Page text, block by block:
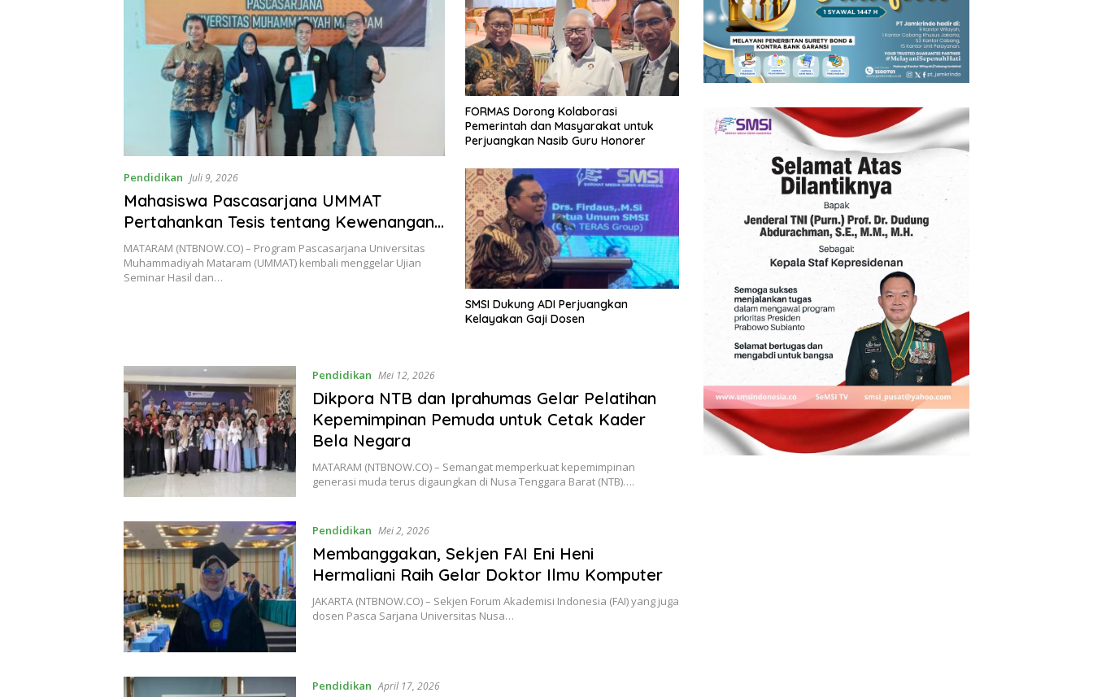
Pendidikan Juli 9, 2026
Mahasiswa Pascasarjana UMMAT
Pertahankan Tesis tentang Kewenangan
Kanwil BPN dalam Pembatalan
Sertipikat Hak Atas Tanah
MATARAM (NTBNOW.CO) – Program Pascasarjana Universitas
Muhammadiyah Mataram (UMMAT) kembali menggelar Ujian
Seminar Hasil dan…
FORMAS Dorong Kolaborasi
Pemerintah dan Masyarakat untuk
Perjuangkan Nasib Guru Honorer
SMSI Dukung ADI Perjuangkan
Kelayakan Gaji Dosen
Pendidikan Mei 12, 2026
Dikpora NTB dan Iprahumas Gelar Pelatihan
Kepemimpinan Pemuda untuk Cetak Kader
Bela Negara
MATARAM (NTBNOW.CO) – Semangat memperkuat kepemimpinan
generasi muda terus digaungkan di Nusa Tenggara Barat (NTB)….
Pendidikan Mei 2, 2026
Membanggakan, Sekjen FAI Eni Heni
Hermaliani Raih Gelar Doktor Ilmu Komputer
JAKARTA (NTBNOW.CO) – Sekjen Forum Akademisi Indonesia (FAI) yang juga
dosen Pasca Sarjana Universitas Nusa…
Pendidikan April 17, 2026